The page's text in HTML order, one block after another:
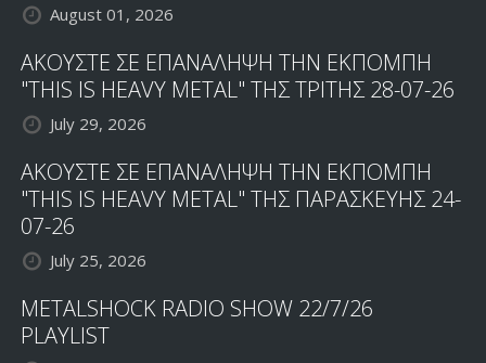
August 01, 2026
ΑΚΟΥΣΤΕ ΣΕ ΕΠΑΝΑΛΗΨΗ ΤΗΝ ΕΚΠΟΜΠΗ
"THIS IS HEAVY METAL" ΤΗΣ ΤΡΙΤΗΣ 28-07-26
July 29, 2026
ΑΚΟΥΣΤΕ ΣΕ ΕΠΑΝΑΛΗΨΗ ΤΗΝ ΕΚΠΟΜΠΗ
"THIS IS HEAVY METAL" ΤΗΣ ΠΑΡΑΣΚΕΥΗΣ 24-
07-26
July 25, 2026
METALSHOCK RADIO SHOW 22/7/26
PLAYLIST